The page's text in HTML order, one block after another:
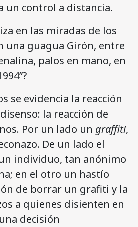
un control a distancia.
en las miradas de los
una guagua Girón, entre
palos en mano, en
se evidencia la reacción
la reacción de
Por un lado un graffiti,
De un lado el
individuo, tan anónimo
en el otro un hastío
de borrar un grafiti y la
a quienes disienten en
decisión